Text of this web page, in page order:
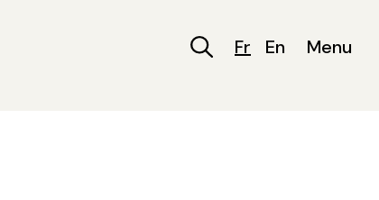
Fr En Menu